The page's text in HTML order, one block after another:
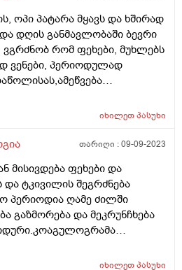
ოპი პატარა მყავს და ხშირად
დღის განმავლობაში ბევრი
რომ ფეხები, მუხლებს
ვენები, პერიოდულად
წავიდა.
საშიში ხომ არაა? რა
იხილეთპასუხი
თარიღი :09-09-2023
მისივდება ფეხები და
და ტკივილის შეგრძნება
პერიოდია ღამე ძილში
გაზმორება და მეკრუნჩხება
იხილეთპასუხი